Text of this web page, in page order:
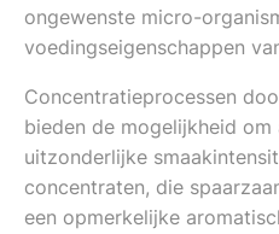
ongewenste micro-
voedingseigenschappen
Concentratieprocessen
bieden de mogelijkheid
uitzonderlijke
concentraten, die
een opmerkelijke